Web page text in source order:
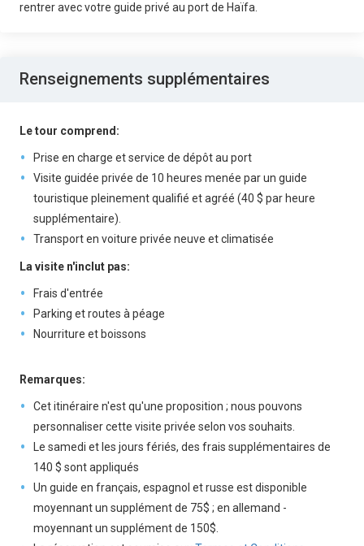
rentrer avec votre guide privé au port de Haïfa.
Renseignements supplémentaires
Le tour comprend:
Prise en charge et service de dépôt au port
Visite guidée privée de 10 heures menée par un guide
touristique pleinement qualifié et agréé (40 $ par heure
supplémentaire).
Transport en voiture privée neuve et climatisée
La visite n'inclut pas:
Frais d'entrée
Parking et routes à péage
Nourriture et boissons
Remarques:
Cet itinéraire n'est qu'une proposition ; nous pouvons
personnaliser cette visite privée selon vos souhaits.
Le samedi et les jours fériés, des frais supplémentaires de
140 $ sont appliqués
Un guide en français, espagnol et russe est disponible
moyennant un supplément de 75$ ; en allemand -
moyennant un supplément de 150$.